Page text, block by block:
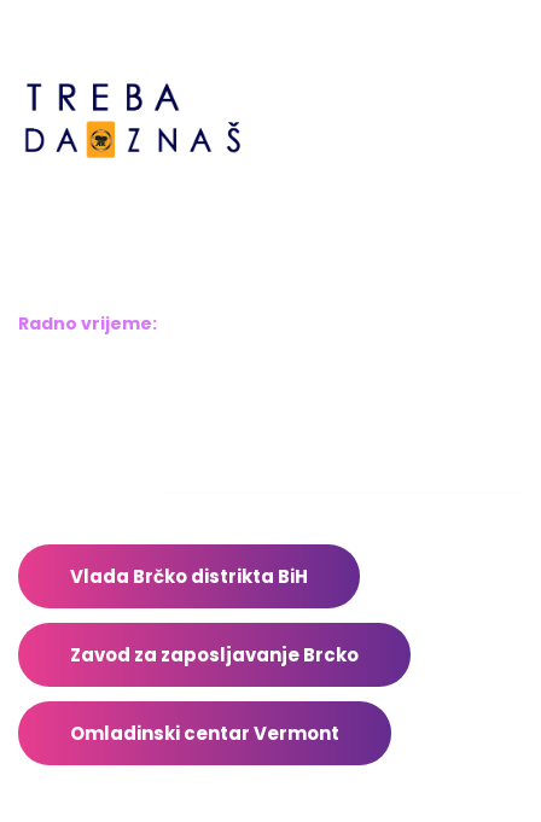
Radno vrijeme:
Vlada Brčko distrikta BiH
Zavod za zaposljavanje Brcko
Omladinski centar Vermont